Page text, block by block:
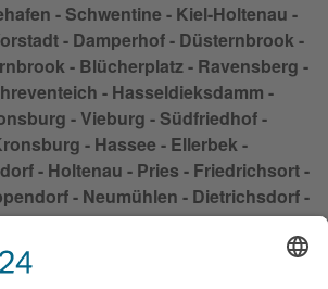
- Schwentine - Kiel-Holtenau -
- Damperhof - Düsternbrook -
- Blücherplatz - Ravensberg -
- Hasseldieksdamm -
- Vieburg - Südfriedhof -
- Hassee - Ellerbek -
- Holtenau - Pries - Friedrichsort -
- Neumühlen - Dietrichsdorf -
- Kroog - Elmschenhagen - Wik -
- Projensdorf - Wik - Suchsdorf -
- Russee - Hammer - Demühlen -